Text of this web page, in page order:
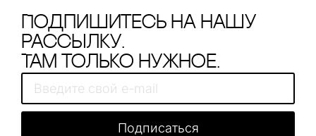
Подпишитесь на нашу
рассылку.
Там только нужное.
Подписаться